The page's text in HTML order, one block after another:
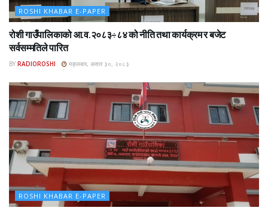
ROSHI KHABAR E-PAPER
रोशी गाउँपालिकाको आ.व.२०८३÷८४ को नीति तथा कार्यक्रम र बजेट
सर्वसम्मतिले पारित
BY RADIOROSHI मङ्लबार, असार ३०, २०८३
ROSHI KHABAR E-PAPER